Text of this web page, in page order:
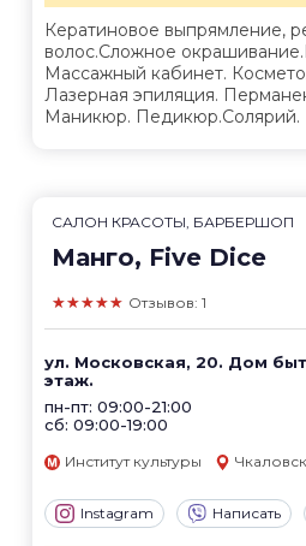
Кератиновое выпрямление,
волос.Сложное
Массажный кабинет.
Лазерная эпиляция.
Маникюр. Педикюр.Солярий.
САЛОН КРАСОТЫ, БАРБЕРШОП
Манго, Five Dice
★★★★★ Отзывов: 1
ул. Московская, 20. Дом
этаж.
пн-пт: 09:00-21:00
сб: 09:00-19:00
Институт культуры
Instagram Написать